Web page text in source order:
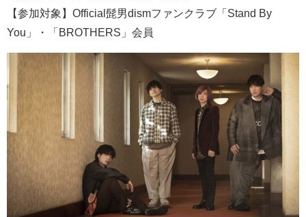
【参加対象】Official髭男dismファンクラブ「Stand By
You」・「BROTHERS」会員